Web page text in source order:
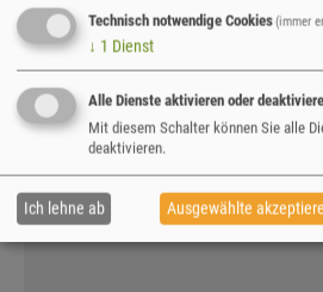
Kindergarten Cunnersdorf
Jüngsten einbezogen! Lesen Sie
ausführlich oder imJahresheft
haben ist.
Artikel zur Cunnersdorfer
"Jahresheft 2019 des
(Herausgeber); © 2019-2020
e.V.
Technisch notwendige Cookies(immer
↓ 1 Dienst
Alle Dienste aktivieren oder
Mit diesem Schalter können Sie alle
deaktivieren.
Ich lehne ab Ausgewählte